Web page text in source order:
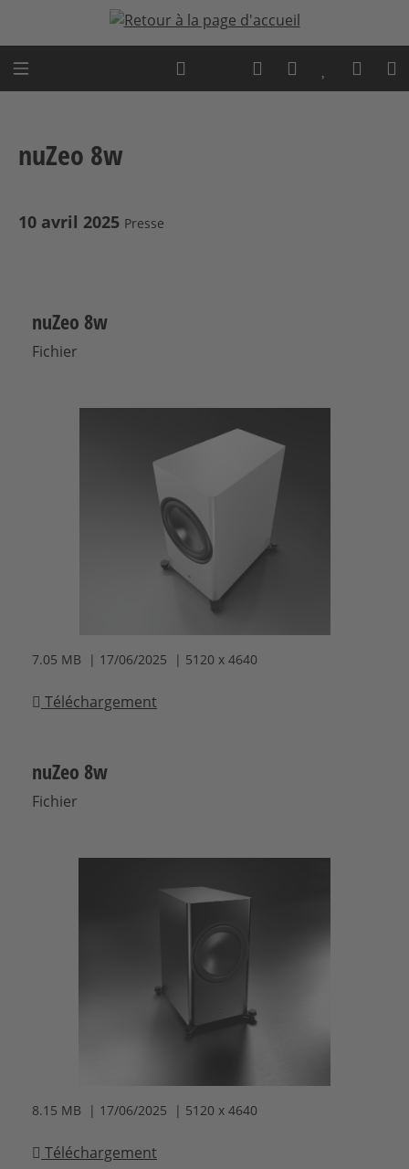
Passer au contenu principal
Expert advice
nuZeo 8w
10 avril 2025 Presse
nuZeo 8w
Fichier
7.05 MB | 17/06/2025 | 5120 x 4640
Téléchargement
nuZeo 8w
Fichier
8.15 MB | 17/06/2025 | 5120 x 4640
Téléchargement